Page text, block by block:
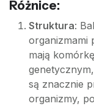
Różnice:
Struktura:
organizmami
mają
są znacznie
organizmy,